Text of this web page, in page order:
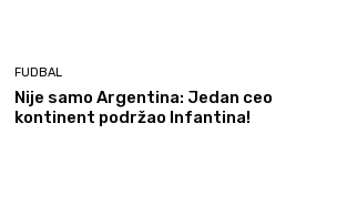
FUDBAL
Nije samo Argentina: Jedan ceo
kontinent podržao Infantina!